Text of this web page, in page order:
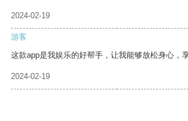
2024-02-19
游客
这款app是我娱乐的好帮手，让我能够放松身心，
2024-02-19